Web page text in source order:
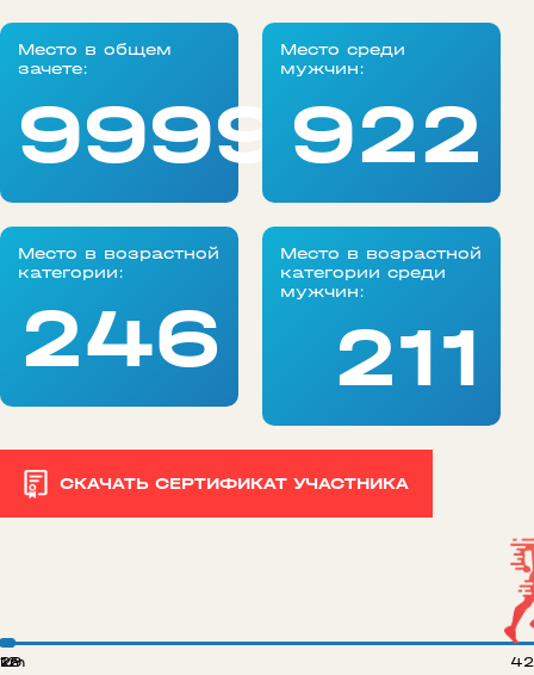
Место в общем
зачете:
99999
Место среди
мужчин:
922
Место в возрастной
категории:
246
Место в возрастной
категории среди
мужчин:
211
СКАЧАТЬ СЕРТИФИКАТ УЧАСТНИКА
12
29